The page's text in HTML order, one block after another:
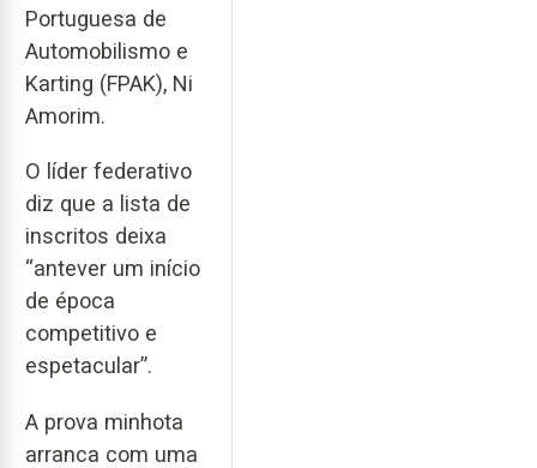
Portuguesa de
Automobilismo e
Karting (FPAK), Ni
Amorim.
O líder federativo
diz que a lista de
inscritos deixa
“antever um início
de época
competitivo e
espetacular”.
A prova minhota
arranca com uma